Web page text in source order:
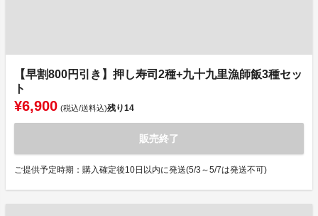
【早割800円引き】押し寿司2種+九十九里漁師飯3種セッ
ト
¥6,900 (税込/送料込)残り14
販売終了
ご提供予定時期：購入確定後10日以内に発送(5/3～5/7は発送不可)